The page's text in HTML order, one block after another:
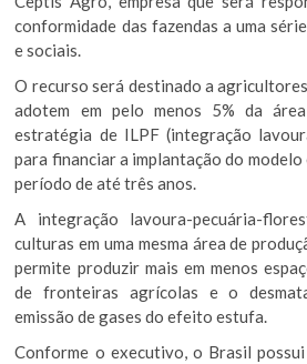
conformidade das fazendas a uma
e sociais.
O recurso será destinado a
adotem em pelo menos 5% da
estratégia de ILPF (integração
para financiar a implantação do
período de até três anos.
A integração lavoura-pecuária-
culturas em uma mesma área de
permite produzir mais em menos
de fronteiras agrícolas e o
emissão de gases do efeito estufa.
Conforme o executivo, o Brasil